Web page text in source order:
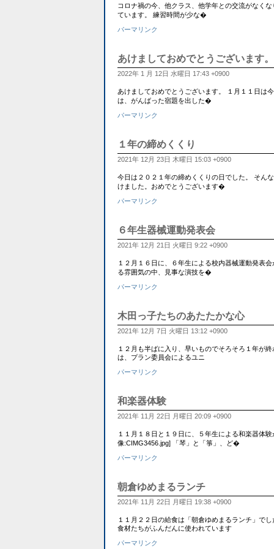
コロナ禍の今、他クラス、他学年との交流がなく
ています。 練習時間が少な�
パーマリンク
あけましておめでとうございます。
2022年 1 月 12日 水曜日 17:43 +0900
あけましておめでとうございます。 １月１１日は
は、がんばった宿題を出した�
パーマリンク
１年の締めくくり
2021年 12月 23日 木曜日 15:03 +0900
今日は２０２１年の締めくくりの日でした。 そん
けました。おめでとうございます�
パーマリンク
６年生器械運動発表会
2021年 12月 21日 火曜日 9:22 +0900
１２月１６日に、６年生による校内器械運動発表
る雰囲気の中、見事な演技を�
パーマリンク
木田っ子たちのあたたかな心
2021年 12月 7日 火曜日 13:12 +0900
１２月も半ばに入り、早いものでそろそろ１年が
は、プラン委員会によるユニ
パーマリンク
和楽器体験
2021年 11月 22日 月曜日 20:09 +0900
１１月１８日と１９日に、５年生による和楽器体
像:CIMG3456.jpg] 「琴」と「箏」、ど�
パーマリンク
朝倉ゆめまるランチ
2021年 11月 22日 月曜日 19:38 +0900
１１月２２日の給食は「朝倉ゆめまるランチ」で
食材たちがふんだんに使われています
パーマリンク